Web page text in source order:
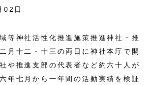
02日
等神社活性化推進施策推進神社・推
月十二・十三の両日に神社本庁で開
や推進支部の代表者など約六十人が
年七月から一年間の活動実績を検証